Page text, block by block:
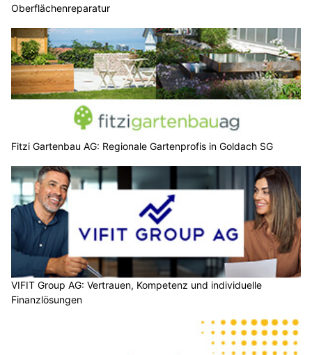
Oberflächenreparatur
Fitzi Gartenbau AG: Regionale Gartenprofis in Goldach SG
VIFIT Group AG: Vertrauen, Kompetenz und individuelle
Finanzlösungen